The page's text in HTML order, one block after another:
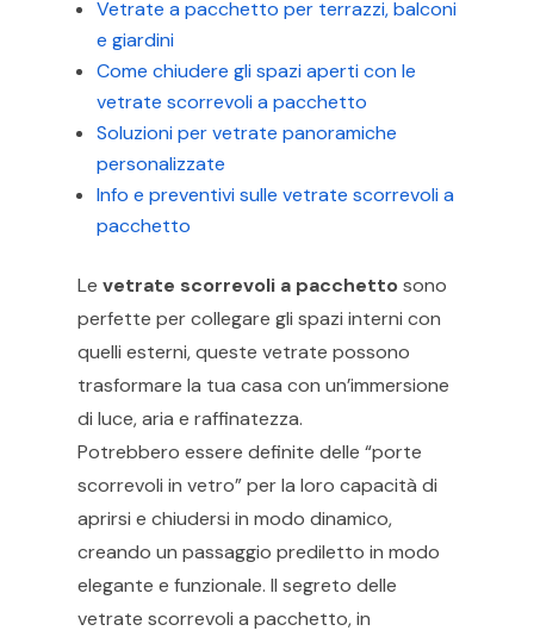
Vetrate a pacchetto per terrazzi, balconi
e giardini
Come chiudere gli spazi aperti con le
vetrate scorrevoli a pacchetto
Soluzioni per vetrate panoramiche
personalizzate
Info e preventivi sulle vetrate scorrevoli a
pacchetto
Le vetrate scorrevoli a pacchetto sono
perfette per collegare gli spazi interni con
quelli esterni, queste vetrate possono
trasformare la tua casa con un’immersione
di luce, aria e raffinatezza.
Potrebbero essere definite delle “porte
scorrevoli in vetro” per la loro capacità di
aprirsi e chiudersi in modo dinamico,
creando un passaggio prediletto in modo
elegante e funzionale. Il segreto delle
vetrate scorrevoli a pacchetto, in